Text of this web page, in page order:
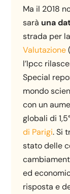
Ma il 2018
sarà una
strada per
Valutazione
l’Ipcc
Special
mondo
con un
globali di
di Parigi. Si
stato delle
ed
risposta e